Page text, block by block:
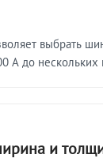
выбрать
А до нескольких
и